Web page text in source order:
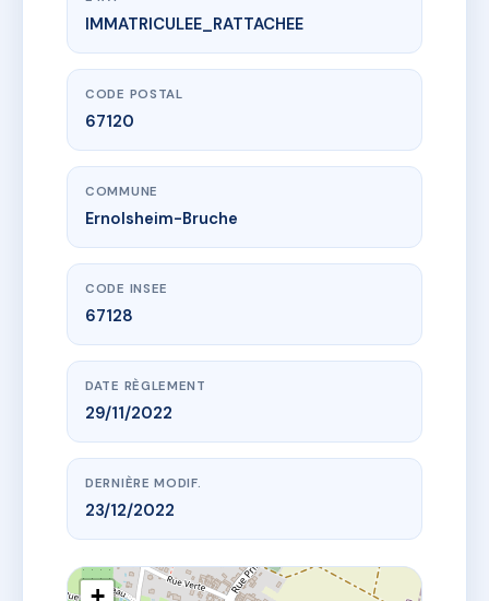
www.vme.plus/AH9189200
VILLA DECAUVILLE
7 r de la gare67120 Ernolsheim-Bruche
IMMATRICULEE_RATTACHEE
CODE POSTAL
67120
COMMUNE
Ernolsheim-Bruche
CODE INSEE
67128
DATE RÈGLEMENT
29/11/2022
DERNIÈRE MODIF.
23/12/2022